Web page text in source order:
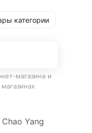
категории
магазина и
Yang